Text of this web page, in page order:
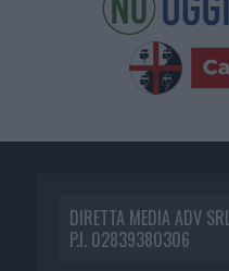
DIRETTA MEDIA ADV SRL
P.I. 02839380306